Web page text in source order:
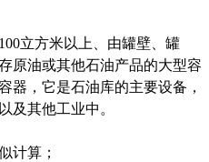
立方米以上、由罐壁、罐
原油或其他石油产品的大型容
器，它是石油库的主要设备，
及其他工业中。
计算；